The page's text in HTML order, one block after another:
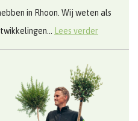
in Rhoon. Wij weten als
Lees verder